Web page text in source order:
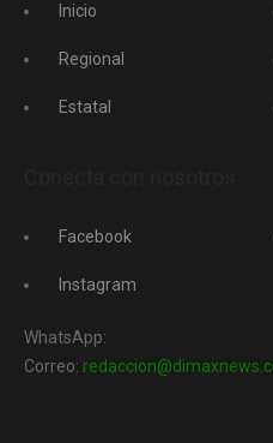
Inicio
Regional
Estatal
Facebook
Instagram
WhatsApp:
Correo: